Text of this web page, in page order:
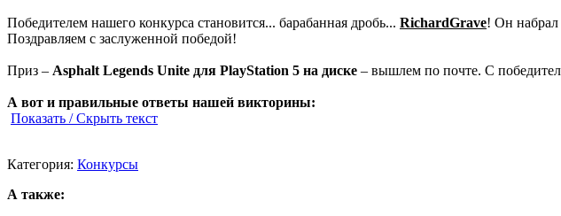
Победителем нашего конкурса становится... барабанная дробь... RichardGrave! Он набрал
Поздравляем с заслуженной победой!
Приз – Asphalt Legends Unite для PlayStation 5 на диске – вышлем по почте. С
А вот и правильные ответы нашей викторины:
Показать / Скрыть текст
Категория: Конкурсы
А также: